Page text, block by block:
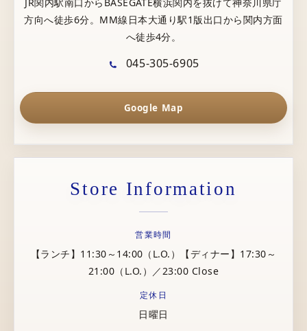
JR関内駅南口からBASEGATE横浜関内を抜けて神奈川県庁
方向へ徒歩6分。MM線日本大通り駅1版出口から関内方面
へ徒歩4分。
045-305-6905
Google Map
Store Information
営業時間
【ランチ】11:30～14:00（L.O.）【ディナー】17:30～
21:00（L.O.）／23:00 Close
定休日
日曜日